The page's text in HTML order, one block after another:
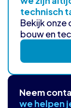
technisch
Bekijk onze
bouw en
Neem
we helpen